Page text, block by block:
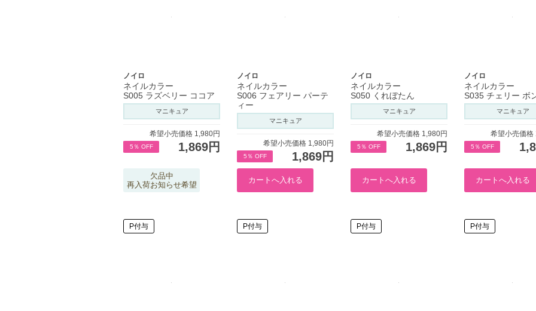
ノイロ
ネイルカラー
S005 ラズベリー ココア
マニキュア
希望小売価格 1,980円
5％ OFF 1,869円
欠品中
再入荷お知らせ希望
ノイロ
ネイルカラー
S006 フェアリー パーテ
ィー
マニキュア
希望小売価格 1,980円
5％ OFF 1,869円
ノイロ
ネイルカラー
S050 くれぼたん
マニキュア
希望小売価格 1,980円
5％ OFF 1,869円
ノイロ
ネイルカラー
S035 チェリー ボ
マニキュア
希望小売価格
5％ OFF
P付与 P付与 P付与 P付与